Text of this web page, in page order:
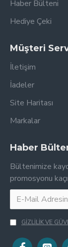
Haber Bülteni
Hediye Çeki
Müşteri
İletişim
İadeler
Site Haritası
Markalar
Haber
Bültenimize
promosyonu
GİZLİLİK VE